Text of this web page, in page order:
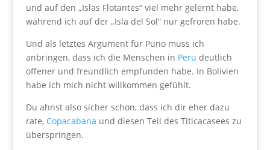
und auf den „Islas Flotantes“ viel mehr gelernt habe,
während ich auf der „Isla del Sol“ nur gefroren habe.
Und als letztes Argument für Puno muss ich
anbringen, dass ich die Menschen in Peru deutlich
offener und freundlich empfunden habe. In Bolivien
habe ich mich nicht willkommen gefühlt.
Du ahnst also sicher schon, dass ich dir eher dazu
rate, Copacabana und diesen Teil des Titicacasees zu
überspringen.